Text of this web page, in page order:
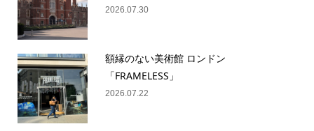
2026.07.30
額縁のない美術館 ロンドン
「FRAMELESS」
2026.07.22